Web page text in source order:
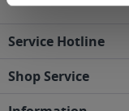
Service Hotline
Shop Service